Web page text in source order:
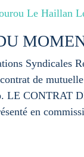
Le Haillan
Syndicales
de
LE CONTRAT
en